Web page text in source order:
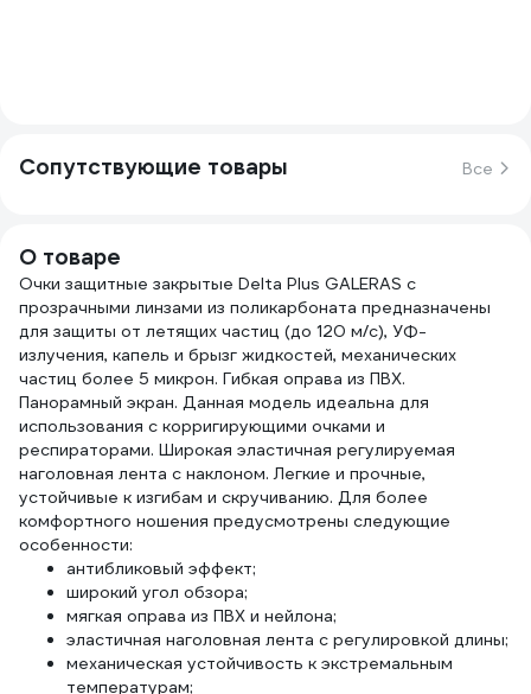
Сопутствующие товары Все
О товаре
Очки защитные закрытые Delta Plus GALERAS с
прозрачными линзами из поликарбоната предназначены
для защиты от летящих частиц (до 120 м/с), УФ-
излучения, капель и брызг жидкостей, механических
частиц более 5 микрон. Гибкая оправа из ПВХ.
Панорамный экран. Данная модель идеальна для
использования с корригирующими очками и
респираторами. Широкая эластичная регулируемая
наголовная лента с наклоном. Легкие и прочные,
устойчивые к изгибам и скручиванию. Для более
комфортного ношения предусмотрены следующие
особенности:
антибликовый эффект;
широкий угол обзора;
мягкая оправа из ПВХ и нейлона;
эластичная наголовная лента с регулировкой длины;
механическая устойчивость к экстремальным
температурам;